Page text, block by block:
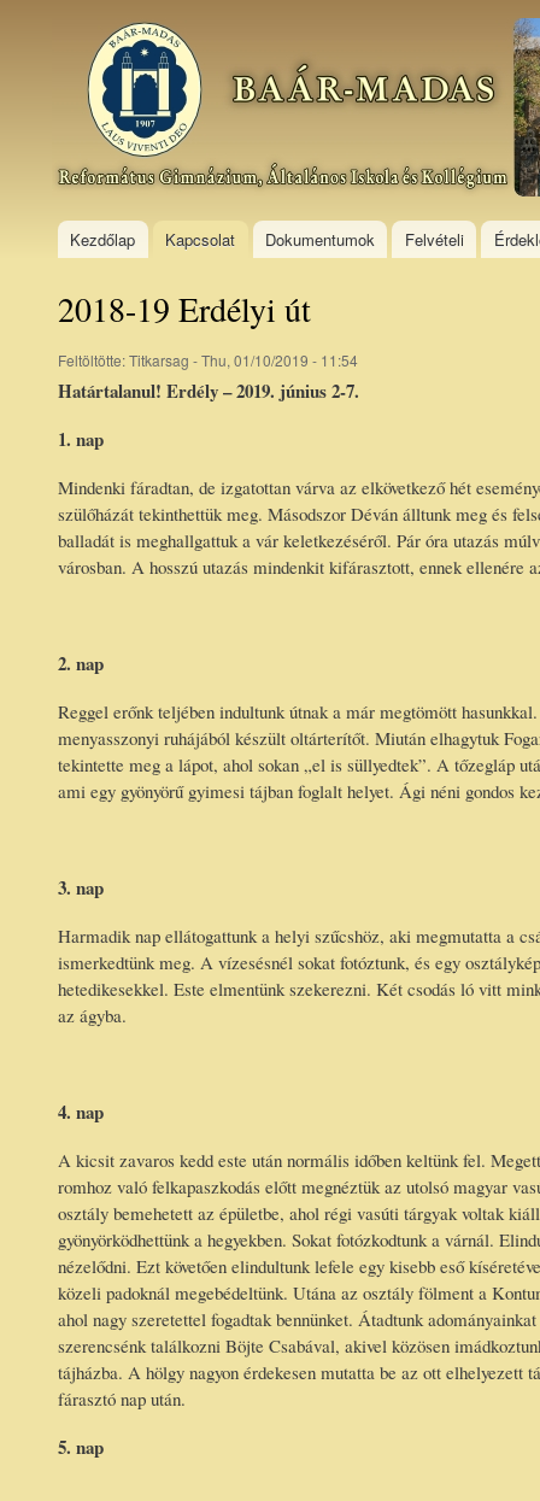
Baár–
Madas
Református
Gimnázium,
Általános
Kollégium
Kezdőlap Kapcsolat Dokumentumok Felvételi
2018-19 Erdélyi út
Feltöltötte:Titkarsag - Thu, 01/10/2019 - 11:54
Határtalanul! Erdély – 2019. június 2-7.
1. nap
Mindenki fáradtan, de izgatottan várva az elkövetkező hét
szülőházát tekinthettük meg. Másodszor Déván álltunk meg és
balladát is meghallgattuk a vár keletkezéséről. Pár óra utazás
városban. A hosszú utazás mindenkit kifárasztott, ennek ellenére
2. nap
Reggel erőnk teljében indultunk útnak a már megtömött
menyasszonyi ruhájából készült oltárterítőt. Miután elhagytuk
tekintette meg a lápot, ahol sokan „el is süllyedtek”. A tőzegláp
ami egy gyönyörű gyimesi tájban foglalt helyet. Ági néni gondos
3. nap
Harmadik nap ellátogattunk a helyi szűcshöz, aki megmutatta a
ismerkedtünk meg. A vízesésnél sokat fotóztunk, és egy
hetedikesekkel. Este elmentünk szekerezni. Két csodás ló vitt
az ágyba.
4. nap
A kicsit zavaros kedd este után normális időben keltünk fel.
romhoz való felkapaszkodás előtt megnéztük az utolsó magyar
osztály bemehetett az épületbe, ahol régi vasúti tárgyak voltak
gyönyörködhettünk a hegyekben. Sokat fotózkodtunk a várnál.
nézelődni. Ezt követően elindultunk lefele egy kisebb eső
közeli padoknál megebédeltünk. Utána az osztály fölment a
ahol nagy szeretettel fogadtak bennünket. Átadtunk
szerencsénk találkozni Böjte Csabával, akivel közösen
tájházba. A hölgy nagyon érdekesen mutatta be az ott elhelyezett
fárasztó nap után.
5. nap